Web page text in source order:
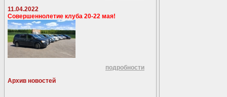
11.04.2022
Совершеннолетие клуба 20-22 мая!
подробности
Архив новостей